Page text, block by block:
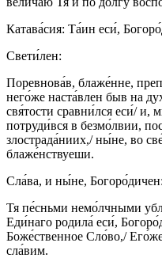
Катава́сия: Та́ин еси́,
Свети́лен:
Поревнова́в, блаже́нне,
него́же наста́влен быв на
свя́тости сравни́лся еси́/ и,
потруди́вся в безмо́лвии,
злострада́ниих,/ ны́не, во
блаже́нствуеши.
Сла́ва, и ны́не, Богоро́дичен:
Тя пе́сньми немо́лчными
Еди́наго родила́ еси́,
Боже́ственное Сло́во,/
сла́вим.